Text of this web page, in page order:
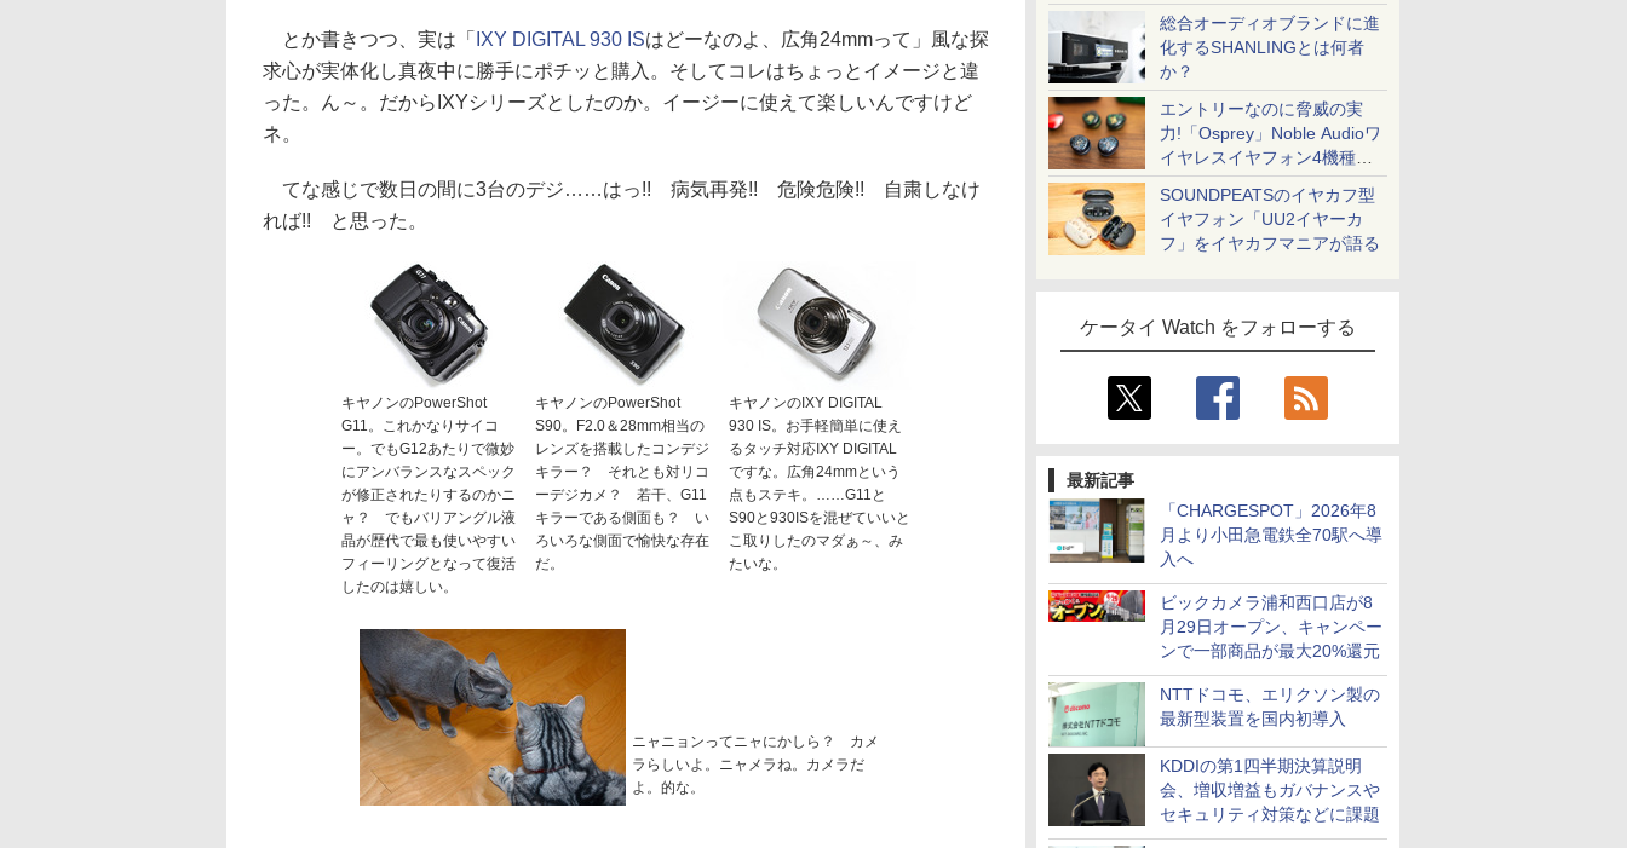
総合オーディオブランドに進
化するSHANLINGとは何者
か？
エントリーなのに脅威の実
力!「Osprey」Noble Audioワ
イヤレスイヤフォン4機種を
一気に聴く
SOUNDPEATSのイヤカフ型
イヤフォン「UU2イヤーカ
フ」をイヤカフマニアが語る
ケータイ Watch をフォローする
最新記事
「CHARGESPOT」2026年8
月より小田急電鉄全70駅へ導
入へ
ビックカメラ浦和西口店が8
月29日オープン、キャンペー
ンで一部商品が最大20%還元
NTTドコモ、エリクソン製の
最新型装置を国内初導入
KDDIの第1四半期決算説明
会、増収増益もガバナンスや
セキュリティ対策などに課題
とか書きつつ、実は「 IXY DIGITAL 930 ISはどーなのよ、広角24mmって」風な探
求心が実体化し真夜中に勝手にポチッと購入。そしてコレはちょっとイメージと違
った。ん～。だからIXYシリーズとしたのか。イージーに使えて楽しいんですけど
ネ。
てな感じで数日の間に3台のデジ……はっ!! 病気再発!! 危険危険!! 自粛しなけ
れば!! と思った。
キヤノンのPowerShot
G11。これかなりサイコ
ー。でもG12あたりで微妙
にアンバランスなスペック
が修正されたりするのかニ
ャ？ でもバリアングル液
晶が歴代で最も使いやすい
フィーリングとなって復活
したのは嬉しい。
キヤノンのPowerShot
S90。F2.0＆28mm相当の
レンズを搭載したコンデジ
キラー？ それとも対リコ
ーデジカメ？ 若干、G11
キラーである側面も？ い
ろいろな側面で愉快な存在
だ。
キヤノンのIXY DIGITAL
930 IS。お手軽簡単に使え
るタッチ対応IXY DIGITAL
ですな。広角24mmという
点もステキ。……G11と
S90と930ISを混ぜていいと
こ取りしたのマダぁ～、み
たいな。
ニャニョンってニャにかしら？ カメ
ラらしいよ。ニャメラね。カメラだ
よ。的な。